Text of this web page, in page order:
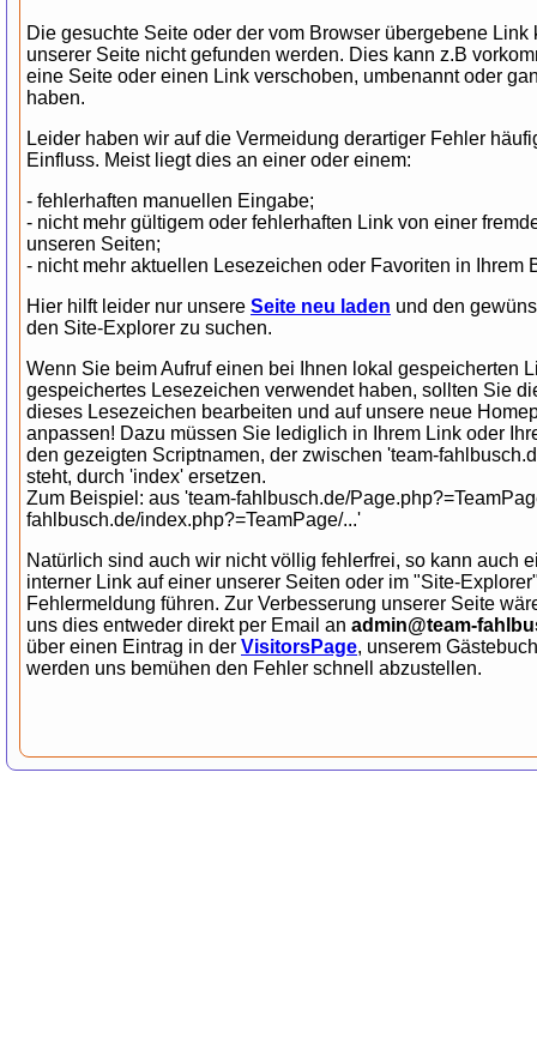
Die gesuchte Seite oder der vom Browser übergebene Link
unserer Seite nicht gefunden werden. Dies kann z.B
eine Seite oder einen Link verschoben, umbenannt oder
haben.
Leider haben wir auf die Vermeidung derartiger Fehler
Einfluss. Meist liegt dies an einer oder einem:
- fehlerhaften manuellen Eingabe;
- nicht mehr gültigem oder fehlerhaften Link von einer
unseren Seiten;
- nicht mehr aktuellen Lesezeichen oder Favoriten in Ihrem
Hier hilft leider nur unsere Seite neu laden und den
den Site-Explorer zu suchen.
Wenn Sie beim Aufruf einen bei Ihnen lokal gespeicherten
gespeichertes Lesezeichen verwendet haben, sollten Sie
dieses Lesezeichen bearbeiten und auf unsere neue
anpassen! Dazu müssen Sie lediglich in Ihrem Link oder
den gezeigten Scriptnamen, der zwischen 'team-
steht, durch 'index' ersetzen.
Zum Beispiel: aus 'team-fahlbusch.de/
fahlbusch.de/index.php?=TeamPage/...'
Natürlich sind auch wir nicht völlig fehlerfrei, so kann auch
interner Link auf einer unserer Seiten oder im "Site-
Fehlermeldung führen. Zur Verbesserung unserer Seite
uns dies entweder direkt per Email an admin@team-
über einen Eintrag in der VisitorsPage, unserem
werden uns bemühen den Fehler schnell abzustellen.